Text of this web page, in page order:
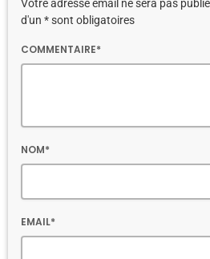
Votre adresse email ne sera pas
d'un * sont obligatoires
COMMENTAIRE*
NOM*
EMAIL*